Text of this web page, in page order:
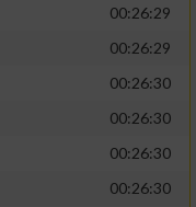
00:26:29
00:26:29
00:26:30
00:26:30
00:26:30
00:26:30